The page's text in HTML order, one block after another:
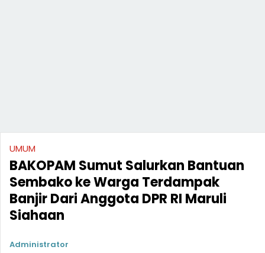
UMUM
BAKOPAM Sumut Salurkan Bantuan
Sembako ke Warga Terdampak
Banjir Dari Anggota DPR RI Maruli
Siahaan
Administrator